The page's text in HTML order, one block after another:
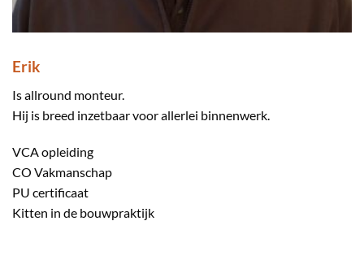
Erik
Is allround monteur.
Hij is breed inzetbaar voor allerlei binnenwerk.
VCA opleiding
CO Vakmanschap
PU certificaat
Kitten in de bouwpraktijk